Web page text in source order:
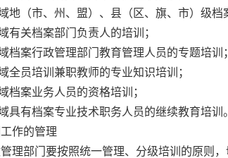
地（市、州、盟）、县（区、旗、市）级档
有关档案部门负责人的培训；
档案行政管理部门教育管理人员的专题培训；
全员培训兼职教师的专业知识培训；
档案业务人员的资格培训；
具有档案专业技术职务人员的继续教育培训。
作的管理
理部门要按照统一管理、分级培训的原则